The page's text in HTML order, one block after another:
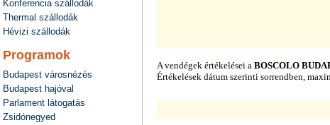
Konferencia szállodák
Thermal szállodák
Hévizi szállodák
Programok
Budapest városnézés
Budapest hajóval
Parlament látogatás
Zsidónegyed
A vendégek értékelései a BOSCOLO
Értékelések dátum szerinti sorrendben,